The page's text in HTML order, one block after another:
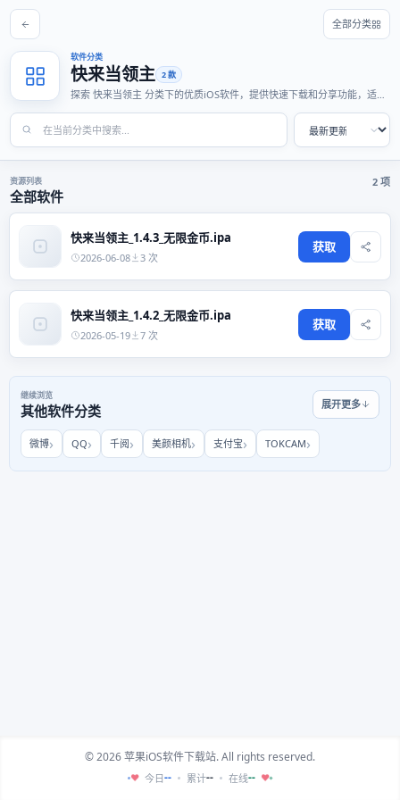
全部分类
软件分类
快来当领主 2 款
探索 快来当领主 分类下的优质iOS软件，提供快速下载和分享功能，适合
资源列表
全部软件
2 项
快来当领主_1.4.3_无限金币.ipa
2026-06-08 3 次
获取
快来当领主_1.4.2_无限金币.ipa
2026-05-19 7 次
获取
继续浏览
其他软件分类 展开更多
微博 QQ 千阅 美颜相机 支付宝 TOKCAM
© 2026 苹果iOS软件下载站. All rights reserved.
♥ 今日-- 累计-- 在线-- ♥